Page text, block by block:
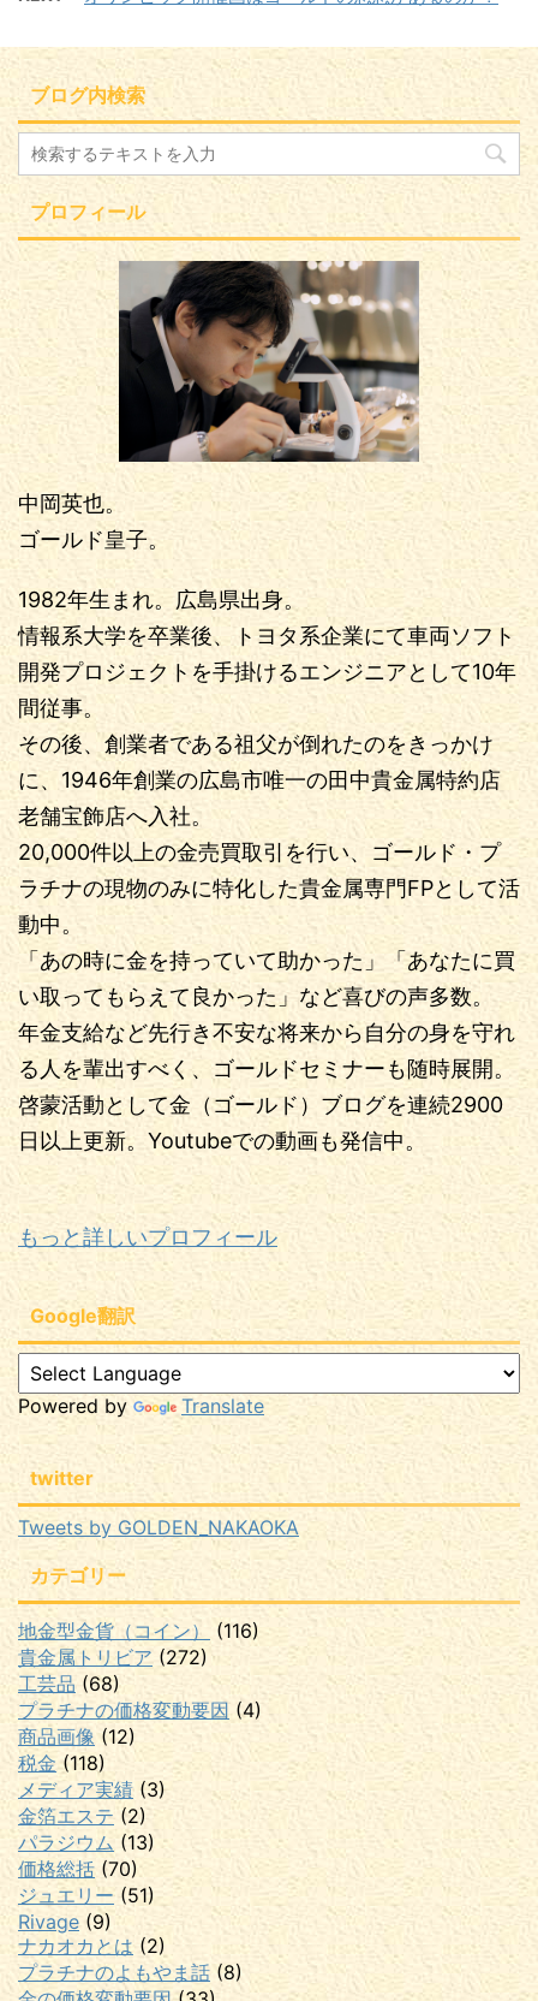
ブログ内検索
プロフィール
中岡英也。
ゴールド皇子。
1982年生まれ。広島県出身。
情報系大学を卒業後、トヨタ系企業にて車両ソフト
開発プロジェクトを手掛けるエンジニアとして10年
間従事。
その後、創業者である祖父が倒れたのをきっかけ
に、1946年創業の広島市唯一の田中貴金属特約店
老舗宝飾店へ入社。
20,000件以上の金売買取引を行い、ゴールド・プ
ラチナの現物のみに特化した貴金属専門FPとして活
動中。
「あの時に金を持っていて助かった」「あなたに買
い取ってもらえて良かった」など喜びの声多数。
年金支給など先行き不安な将来から自分の身を守れ
る人を輩出すべく、ゴールドセミナーも随時展開。
啓蒙活動として金（ゴールド）ブログを連続2900
日以上更新。Youtubeでの動画も発信中。
もっと詳しいプロフィール
Google翻訳
Powered by Translate
twitter
Tweets by GOLDEN_NAKAOKA
カテゴリー
地金型金貨（コイン）
(116)
貴金属トリビア (272)
工芸品 (68)
プラチナの価格変動要因 (4)
商品画像 (12)
税金(118)
メディア実績(3)
金箔エステ (2)
パラジウム (13)
価格総括 (70)
ジュエリー(51)
Rivage (9)
ナカオカとは (2)
プラチナのよもやま話 (8)